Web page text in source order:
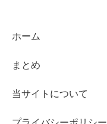
ホーム
まとめ
当サイトについて